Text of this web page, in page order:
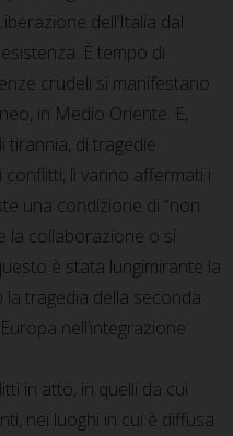
dell’Italia dal
È tempo di
crudeli si manifestano
in Medio Oriente. E,
tirannia, di tragedie
lì vanno affermati i
una condizione di “non
la collaborazione o si
è stata lungimirante la
tragedia della seconda
nell’integrazione
in atto, in quelli da cui
nei luoghi in cui è diffusa